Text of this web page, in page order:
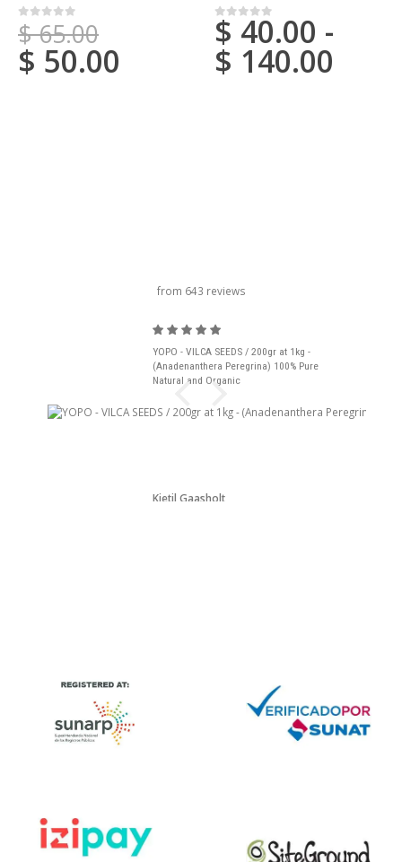
0su 5
$65.00
$ 50.00
0su 5
$ 40.00 -
$ 140.00
from 643 reviews
YOPO - VILCA SEEDS / 200gr at 1kg -
(Anadenanthera Peregrina) 100% Pure
Natural and Organic
Kjetil Gaasholt